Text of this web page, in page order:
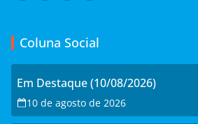
Coluna Social
Em Destaque (10/08/2026)
10 de agosto de 2026